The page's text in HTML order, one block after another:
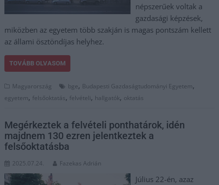
népszerűek voltak a
gazdasági képzések,
miközben az egyetem több szakján is magas pontszám kellett
az állami ösztöndíjas helyhez.
TOVÁBB OLVASOM
Magyarország bge, Budapesti Gazdaságtudományi Egyetem,
egyetem, felsőoktatás, felvételi, hallgatók, oktatás
Megérkeztek a felvételi ponthatárok, idén
majdnem 130 ezren jelentkeztek a
felsőoktatásba
2025.07.24. Fazekas Adrián
Július 22-én, azaz